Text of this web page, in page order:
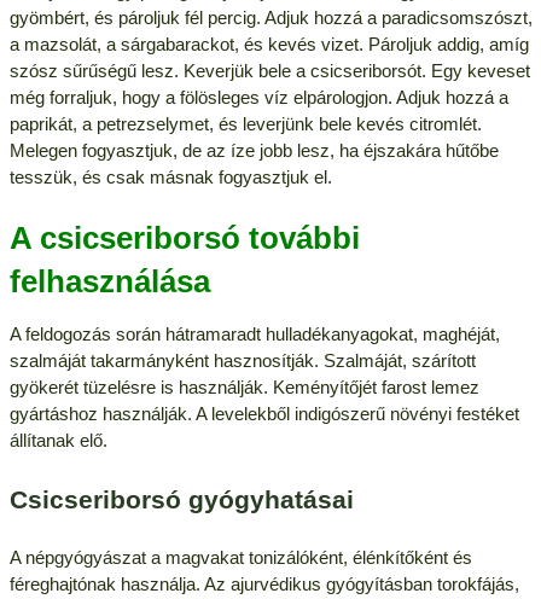
gyömbért, és pároljuk fél percig. Adjuk hozzá a paradicsomszószt,
a mazsolát, a sárgabarackot, és kevés vizet. Pároljuk addig, amíg
szósz sűrűségű lesz. Keverjük bele a csicseriborsót. Egy keveset
még forraljuk, hogy a fölösleges víz elpárologjon. Adjuk hozzá a
paprikát, a petrezselymet, és leverjünk bele kevés citromlét.
Melegen fogyasztjuk, de az íze jobb lesz, ha éjszakára hűtőbe
tesszük, és csak másnak fogyasztjuk el.
A csicseriborsó további
felhasználása
A feldogozás során hátramaradt hulladékanyagokat, maghéját,
szalmáját takarmányként hasznosítják. Szalmáját, szárított
gyökerét tüzelésre is használják. Keményítőjét farost lemez
gyártáshoz használják. A levelekből indigószerű növényi festéket
állítanak elő.
Csicseriborsó gyógyhatásai
A népgyógyászat a magvakat tonizálóként, élénkítőként és
féreghajtónak használja. Az ajurvédikus gyógyításban torokfájás,